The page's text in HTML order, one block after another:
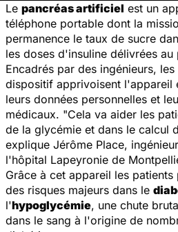
Le pancréas artificiel est un
téléphone portable dont la
permanence le taux de sucre
les doses d'insuline délivrées au
Encadrés par des ingénieurs,
dispositif apprivoisent l'appareil
leurs données personnelles et
médicaux. "Cela va aider les
de la glycémie et dans le calcul
explique Jérôme Place,
l'hôpital Lapeyronie de
Grâce à cet appareil les
des risques majeurs dans le
l'hypoglycémie, une chute
dans le sang à l'origine de